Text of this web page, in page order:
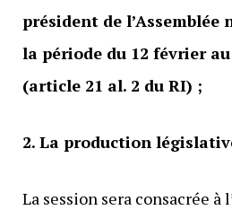
président de
la période du 12 février
(article 21 al. 2 du RI) ;
2. La production
La session sera consacrée à